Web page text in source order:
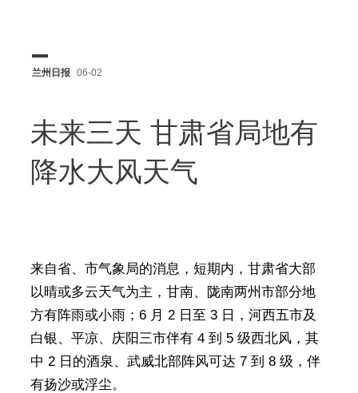
兰州日报 06-02
未来三天 甘肃省局地有
降水大风天气
来自省、市气象局的消息，短期内，甘肃省大部
以晴或多云天气为主，甘南、陇南两州市部分地
方有阵雨或小雨；6 月 2 日至 3 日，河西五市及
白银、平凉、庆阳三市伴有 4 到 5 级西北风，其
中 2 日的酒泉、武威北部阵风可达 7 到 8 级，伴
有扬沙或浮尘。